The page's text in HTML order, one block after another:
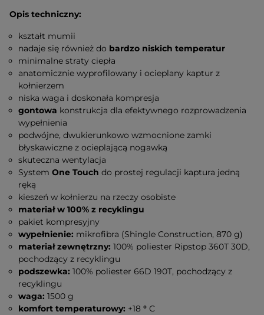
Opis techniczny:
kształt mumii
nadaje się również do bardzo niskich temperatur
minimalne straty ciepła
anatomicznie wyprofilowany i ocieplany kaptur z
kołnierzem
niska waga i doskonała kompresja
gontowa konstrukcja dla efektywnego rozprowadzenia
wypełnienia
podwójne, dwukierunkowo wzmocnione zamki
błyskawiczne z ocieplającą nogawką
skuteczna wentylacja
SystemOne Touch do prostej regulacji kaptura jedną
ręką
kieszeń w kołnierzu na rzeczy osobiste
materiał w 100% z recyklingu
pakiet kompresyjny
wypełnienie: mikrofibra (Shingle Construction, 870 g)
materiał zewnętrzny: 100% poliester Ripstop 360T 30D,
pochodzący z recyklingu
podszewka: 100% poliester 66D 190T, pochodzący z
recyklingu
waga: 1500 g
komfort temperaturowy: +18° C